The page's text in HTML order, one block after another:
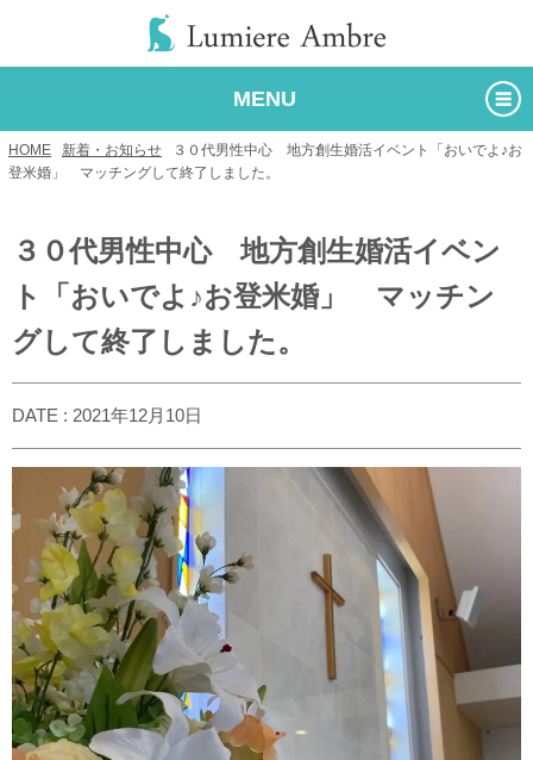
MENU
HOME 新着・お知らせ
３０代男性中心 地方創生婚活イベント「おいでよ♪お
登米婚」 マッチングして終了しました。
３０代男性中心 地方創生婚活イベン
ト「おいでよ♪お登米婚」 マッチン
グして終了しました。
DATE : 2021年12月10日